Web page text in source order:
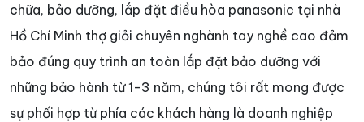
chữa, bảo dưỡng, lắp đặt điều hòa panasonic tại nhà
Hồ Chí Minh thợ giỏi chuyên nghành tay nghề cao đảm
bảo đúng quy trình an toàn lắp đặt bảo dưỡng với
những bảo hành từ 1-3 năm, chúng tôi rất mong được
sự phối hợp từ phía các khách hàng là doanh nghiệp